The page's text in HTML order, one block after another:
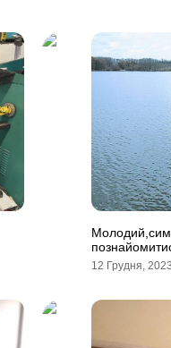
12 Грудня, 2023